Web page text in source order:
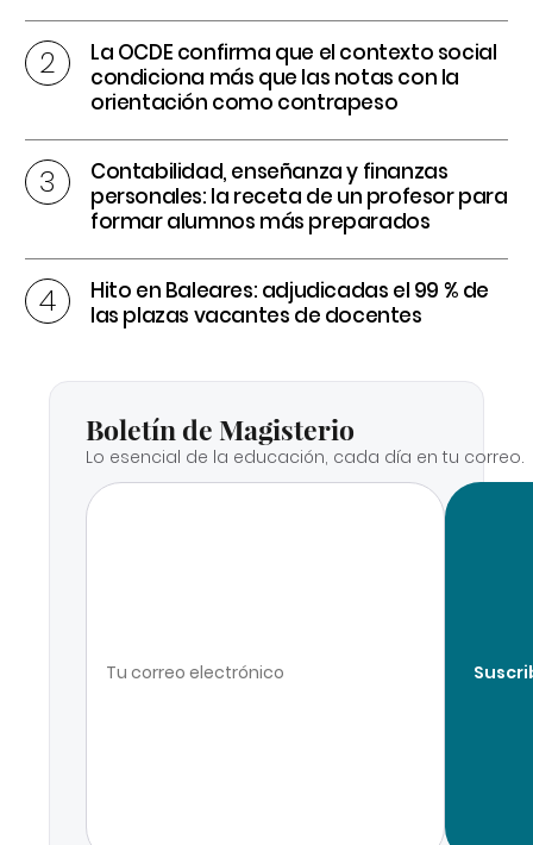
La OCDE confirma que el contexto social
condiciona más que las notas con la
orientación como contrapeso
Contabilidad, enseñanza y finanzas
personales: la receta de un profesor para
formar alumnos más preparados
Hito en Baleares: adjudicadas el 99 % de
las plazas vacantes de docentes
Boletín de Magisterio
Lo esencial de la educación, cada día en tu correo.